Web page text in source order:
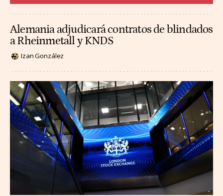
Alemania adjudicará contratos de blindados
a Rheinmetall y KNDS
Izan González